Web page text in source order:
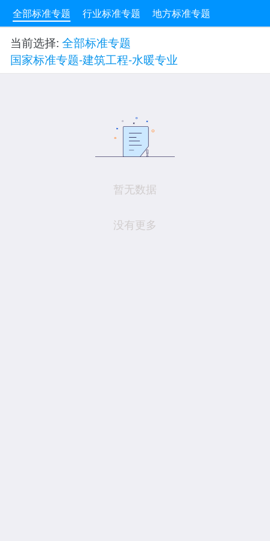
全部标准专题 行业标准专题 地方标准专题
当前选择: 全部标准专题
国家标准专题-建筑工程-水暖专业
暂无数据
没有更多